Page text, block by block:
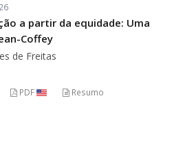
a partir da equidade: Uma
Coffey
de Freitas
PDF Resumo